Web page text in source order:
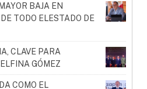
BAJA EN
TODO ELESTADO DE
CLAVE PARA
GÓMEZ
COMO EL